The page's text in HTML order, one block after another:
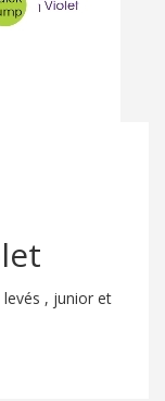
levés , junior et